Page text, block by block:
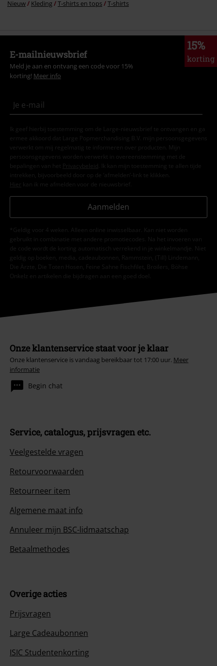
Nieuw Kleding T-shirts en tops T-shirts
15%
korting
E-mailnieuwsbrief
Meld je aan en ontvang een code voor 15%
korting! Meer info
Ik geef hierbij toestemming om de Large-nieuwsbrief te ontvangen en ga
ermee akkoord dat Large Popmerchandising B.V. mijn persoonsgegevens
verwerkt om mij regelmatig te informeren over producten. Mijn
persoonsgegevens worden verwerkt in overeenstemming met de
bepalingen van het
Privacybeleid . Ik kan mijn toestemming te allen tijde
intrekken, bijvoorbeeld door op de ‘afmelden’-link te klikken.
Hier kan ik me afmelden voor de nieuwsbrief.
Aanmelden
*Geldig voor 4 weken. Alleen online inwisselbaar. Kan niet worden
gebruikt in combinatie met andere promotiecodes. Na het invoeren van
de code wordt de korting automatisch verrekend in je winkelmandje. Niet
geldig op boeken, media, cadeaubonnen, Rammstein, (Till) Lindemann,
Die Ärzte, Die Toten Hosen, Feine Sahne Fischfilet, Broilers, Böhse
Onkelz en artikelen die bijdragen aan een goed doel.
Onze klantenservice staat voor je klaar
Onze klantenservice is vandaag bereikbaar tot 17:00 uur. Meer
informatie
Begin chat
Service, catalogus, prijsvragen etc.
Veelgestelde vragen
Retourvoorwaarden
Retourneer item
Algemene maat info
Annuleer mijn BSC-lidmaatschap
Betaalmethodes
Overige acties
Prijsvragen
Large Cadeaubonnen
ISIC Studentenkorting